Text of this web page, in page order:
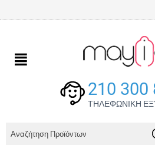
210 300
ΤΗΛΕΦΩΝΙΚΗ